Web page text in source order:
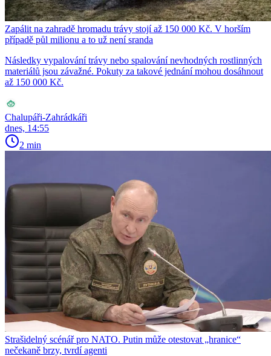
Zapálit na zahradě hromadu trávy stojí až 150 000 Kč. V horším
případě půl milionu a to už není sranda
Následky vypalování trávy nebo spalování nevhodných rostlinných
materiálů jsou závažné. Pokuty za takové jednání mohou dosáhnout
až 150 000 Kč.
Chalupáři-Zahrádkáři
dnes, 14:55
2 min
Strašidelný scénář pro NATO. Putin může otestovat „hranice“
nečekaně brzy, tvrdí agenti